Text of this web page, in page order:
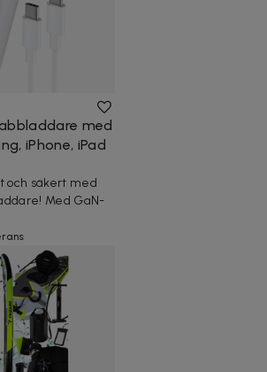
med
iPhone, iPad
och säkert med
Med GaN-